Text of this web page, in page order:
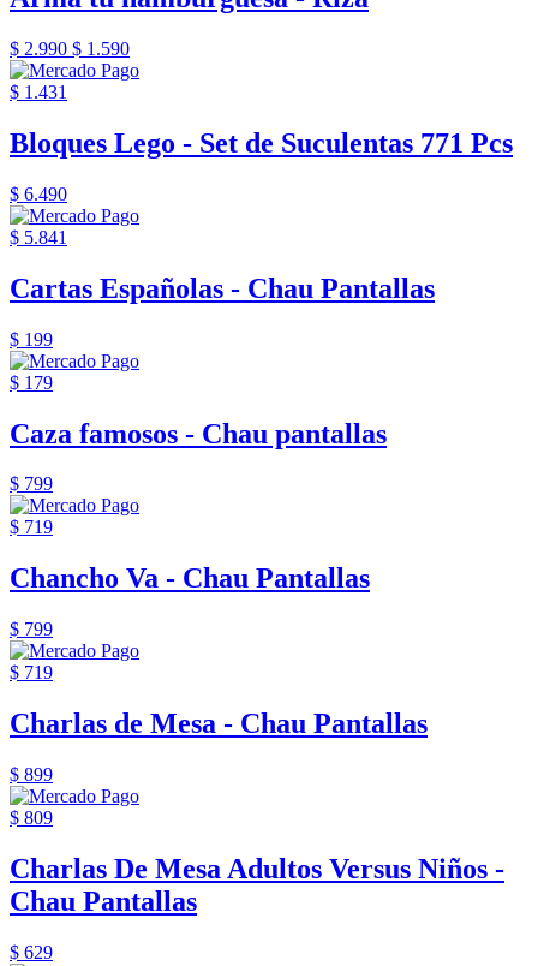
$ 2.990 $ 1.590
$ 1.431
Bloques Lego - Set de Suculentas 771 Pcs
$ 6.490
$ 5.841
Cartas Españolas - Chau Pantallas
$ 199
$ 179
Caza famosos - Chau pantallas
$ 799
$ 719
Chancho Va - Chau Pantallas
$ 799
$ 719
Charlas de Mesa - Chau Pantallas
$ 899
$ 809
Charlas De Mesa Adultos Versus Niños -
Chau Pantallas
$ 629